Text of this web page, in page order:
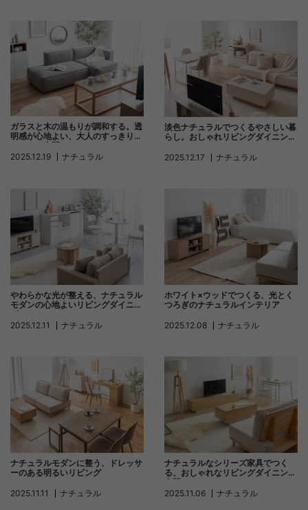
ガラスと木の温もりが調和する。透
明感が心地よい、大人のすっきりナ
チュラル空間
2025.12.19
ナチュラル
淡色ナチュラルでつくるやさしい暮
らし。おしゃれリビングダイニング
2025.12.17
ナチュラル
やわらかな光が整える、ナチュラル
モダンの心地よいリビングダイニン
グ
2025.12.11
ナチュラル
ホワイト×ウッドでつくる、光とく
つろぎのナチュラルインテリア
2025.12.08
ナチュラル
ナチュラルモダンに整う、ドレッサ
ーのある明るいリビング
2025.11.11
ナチュラル
ナチュラルなシリーズ家具でつく
る、おしゃれなリビングダイニング
空間
2025.11.06
ナチュラル